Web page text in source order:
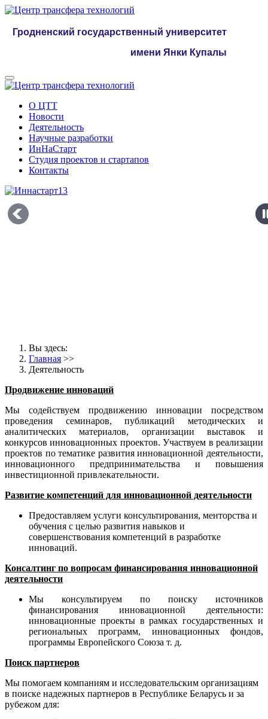
Гродненский государственный университет
имени Янки Купалы
О ЦТТ
Новости
Деятельность
Научные разработки
ИнНаСтарт
Студия проектов и стартапов
Контакты
Вы здесь:
Главная >>
Деятельность
Продвижение инноваций
Мы содействуем продвижению инновации посредством
проведения семинаров, публикаций методических и
аналитических материалов, организации выставок и
конкурсов инновационных проектов. Участвуем в реализации
проектов по тематике развития инновационной деятельности,
инновационного предпринимательства и повышения
инвестиционной привлекательности.
Развитие компетенций для инновационной деятельности
Предоставляем услуги консультирования, менторства и
обучения с целью развития навыков и
совершенствования компетенций в разработке
инноваций.
Консалтинг по вопросам финансирования инновационной
деятельности
Мы консультируем по поиску источников
финансирования инновационной деятельности:
инновационные проекты в рамках государственных и
региональных программ, инновационных фондов,
программы Европейского Союза т. д.
Поиск партнеров
Мы помогаем компаниям и исследовательским организациям
в поиске надежных партнеров в Республике Беларусь и за
рубежом для: